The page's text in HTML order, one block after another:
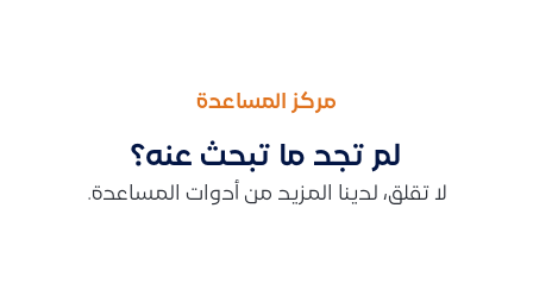
مركز المساعدة
لم تجد ما تبحث عنه؟
لا تقلق، لدينا المزيد من أدوات المساعدة.